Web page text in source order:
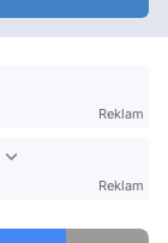
Reklam
Reklam